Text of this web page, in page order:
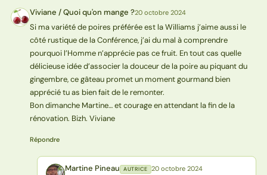
V? Viviane / Quoi qu'on mange ?20 octobre 2024
Si ma variété de poires préférée est la Williams j’aime aussi le
côté rustique de la Conférence, j’ai du mal à comprendre
pourquoi l’Homme n’apprécie pas ce fruit. En tout cas quelle
délicieuse idée d’associer la douceur de la poire au piquant du
gingembre, ce gâteau promet un moment gourmand bien
apprécié tu as bien fait de le remonter.
Bon dimanche Martine… et courage en attendant la fin de la
rénovation. Bizh. Viviane
Répondre
MP Martine Pineau AUTRICE 20 octobre 2024